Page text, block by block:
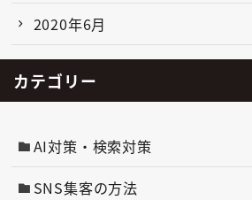
2020年6月
カテゴリー
AI対策・検索対策
SNS集客の方法